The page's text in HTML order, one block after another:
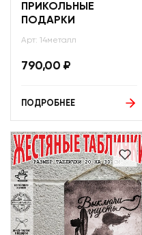
ПРИКОЛЬНЫЕ
ПОДАРКИ
Арт: 14металл
790,00 ₽
ПОДРОБНЕЕ